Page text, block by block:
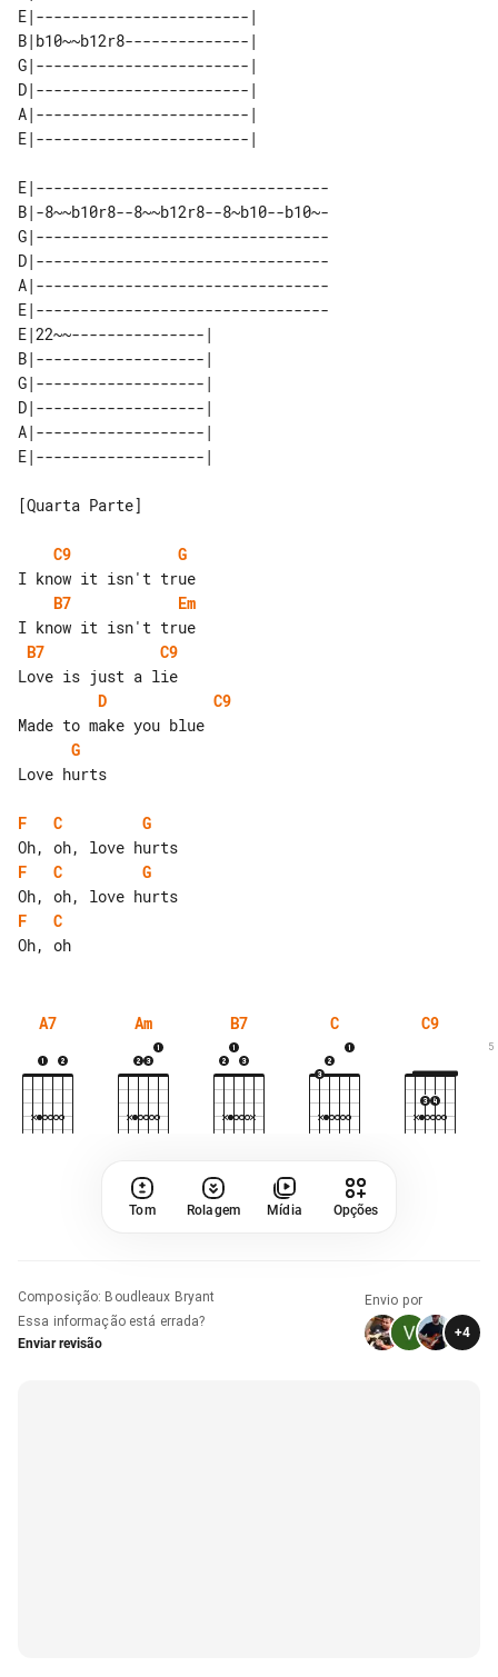
E|------------------------|
B|b10~~b12r8--------------|
G|------------------------|
D|------------------------|
A|------------------------|
E|---------------------------------
B|-8~~b10r8--8~~b12r8--8~b10--b10~-
G|---------------------------------
D|---------------------------------
A|---------------------------------
E|---------------------------------
E|22~~---------------|
B|-------------------|
G|-------------------|
D|-------------------|
A|-------------------|
[Quarta Parte]
C9
G
B7
Em
B7
C9
D
C9
G
Love hurts
F C
G
F
C
G
F
C
A7 Am B7 C C9
5
Tom Rolagem Mídia Opções
Composição: Boudleaux Bryant
Essa informação está errada?
Enviar revisão
Envio por
+4